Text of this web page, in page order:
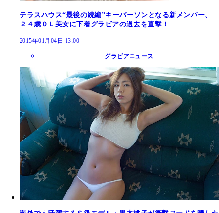
テラスハウス“最後の続編”キーパーソンとなる新メンバー、
２４歳ＯＬ美女に下着グラビアの過去を直撃！
2015年01月04日 13:00
グラビアニュース